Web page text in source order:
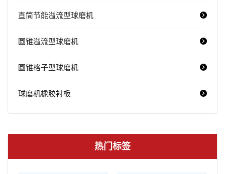
直筒节能溢流型球磨机
圆锥溢流型球磨机
圆锥格子型球磨机
球磨机橡胶衬板
热门标签